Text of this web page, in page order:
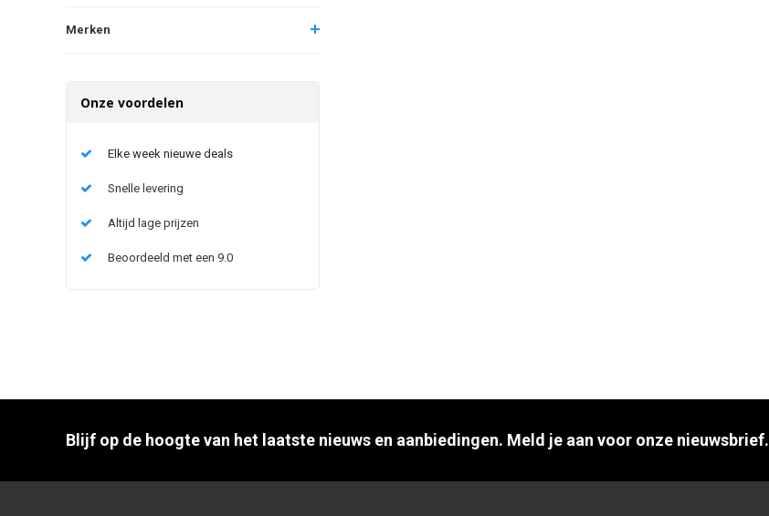
Merken
Onze voordelen
Elke week nieuwe deals
Snelle levering
Altijd lage prijzen
Beoordeeld met een 9.0
Blijf op de hoogte van het laatste nieuws en aanbiedingen. Meld je aan voor onze nieuwsbrief.